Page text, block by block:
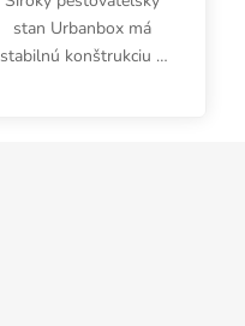
stan Urbanbox má
stabilnú konštrukciu s